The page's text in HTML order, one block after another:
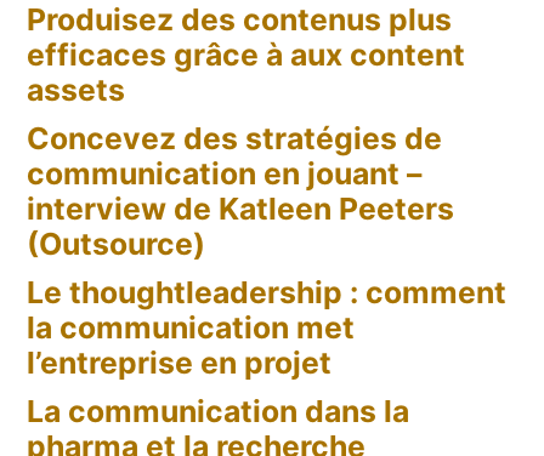
les
PR
Produisez des contenus plus
efficaces grâce à aux content
assets
Concevez des stratégies de
communication en jouant –
interview de Katleen Peeters
(Outsource)
Le thoughtleadership : comment
la communication met
l’entreprise en projet
La communication dans la
pharma et la recherche